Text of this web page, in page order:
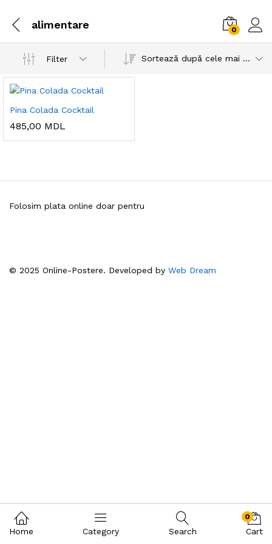
alimentare 0
Filter Sortează după cele mai recente
Pina Colada Cocktail
485,00 MDL
© 2025 Online-Postere. Developed by Web Dream
Folosim plata online doar pentru
Home Category Search
0
Cart